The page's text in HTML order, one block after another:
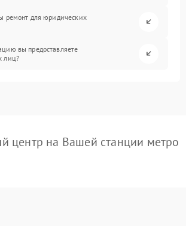
ремонт для юридических
вы предоставляете
лиц?
центр на Вашей станции метро